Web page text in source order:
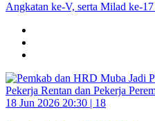
Angkatan ke-V, serta Milad ke-
18 Jun 2026 20:30 | 18